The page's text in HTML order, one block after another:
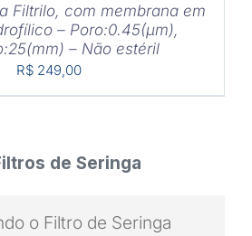
Filtrilo, com membrana em
– Poro:0.45(μm),
– Não estéril
R$ 249,00
de Seringa
o Filtro de Seringa